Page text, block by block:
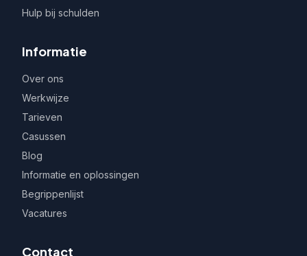
Hulp bij schulden
Informatie
Over ons
Werkwijze
Tarieven
Casussen
Blog
Informatie en oplossingen
Begrippenlijst
Vacatures
Contact